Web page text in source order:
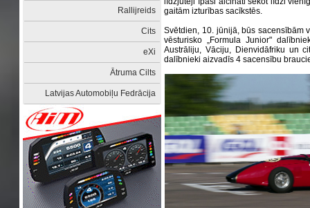
Rallijreids
Cits
eXi
Ātruma Cilts
Latvijas Automobiļu Fedrācija
gaitām izturības sacīkstēs.
Svētdien, 10. jūnijā, būs sacensībām
vēsturisko „Formula Junior"
Austrāliju, Vāciju, Dienvidāfriku un
dalībnieki aizvadīs 4 sacensību